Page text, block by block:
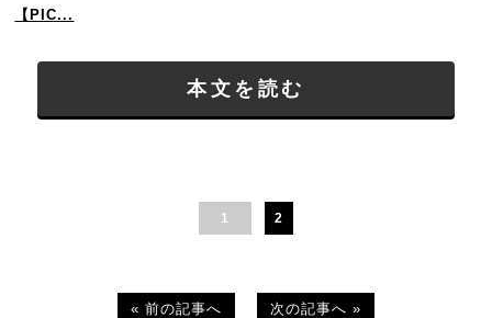
【PIC...
本文を読む
1 2
« 前の記事へ 次の記事へ »